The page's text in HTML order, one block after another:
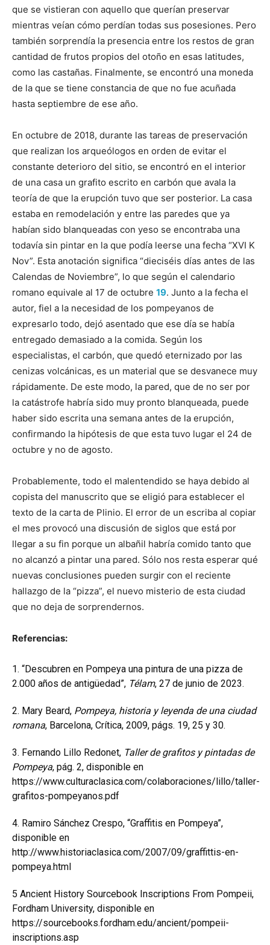
que se vistieran con aquello que querían preservar
mientras veían cómo perdían todas sus posesiones. Pero
también sorprendía la presencia entre los restos de gran
cantidad de frutos propios del otoño en esas latitudes,
como las castañas. Finalmente, se encontró una moneda
de la que se tiene constancia de que no fue acuñada
hasta septiembre de ese año.
En octubre de 2018, durante las tareas de preservación
que realizan los arqueólogos en orden de evitar el
constante deterioro del sitio, se encontró en el interior
de una casa un grafito escrito en carbón que avala la
teoría de que la erupción tuvo que ser posterior. La casa
estaba en remodelación y entre las paredes que ya
habían sido blanqueadas con yeso se encontraba una
todavía sin pintar en la que podía leerse una fecha “XVI K
Nov”. Esta anotación significa “dieciséis días antes de las
Calendas de Noviembre”, lo que según el calendario
romano equivale al 17 de octubre 19. Junto a la fecha el
autor, fiel a la necesidad de los pompeyanos de
expresarlo todo, dejó asentado que ese día se había
entregado demasiado a la comida. Según los
especialistas, el carbón, que quedó eternizado por las
cenizas volcánicas, es un material que se desvanece muy
rápidamente. De este modo, la pared, que de no ser por
la catástrofe habría sido muy pronto blanqueada, puede
haber sido escrita una semana antes de la erupción,
confirmando la hipótesis de que esta tuvo lugar el 24 de
octubre y no de agosto.
Probablemente, todo el malentendido se haya debido al
copista del manuscrito que se eligió para establecer el
texto de la carta de Plinio. El error de un escriba al copiar
el mes provocó una discusión de siglos que está por
llegar a su fin porque un albañil habría comido tanto que
no alcanzó a pintar una pared. Sólo nos resta esperar qué
nuevas conclusiones pueden surgir con el reciente
hallazgo de la “pizza”, el nuevo misterio de esta ciudad
que no deja de sorprendernos.
Referencias:
1. “Descubren en Pompeya una pintura de una pizza de
2.000 años de antigüedad”, Télam, 27 de junio de 2023.
2. Mary Beard, Pompeya, historia y leyenda de una ciudad
romana, Barcelona, Crítica, 2009, págs. 19, 25 y 30.
3. Fernando Lillo Redonet, Taller de grafitos y pintadas de
Pompeya, pág. 2, disponible en
https://www.culturaclasica.com/colaboraciones/lillo/taller-
grafitos-pompeyanos.pdf
4. Ramiro Sánchez Crespo, “Graffitis en Pompeya”,
disponible en
http://www.historiaclasica.com/2007/09/graffittis-en-
pompeya.html
5 Ancient History Sourcebook Inscriptions From Pompeii,
Fordham University, disponible en
https://sourcebooks.fordham.edu/ancient/pompeii-
inscriptions.asp